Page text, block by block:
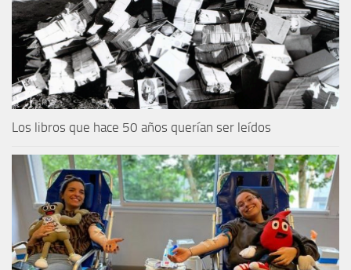
Los libros que hace 50 años querían ser leídos